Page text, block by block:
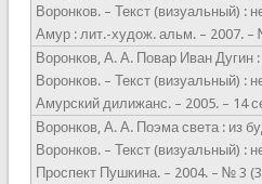
Воронков. – Текст (визуальный) :
Амур : лит.-худож. альм. – 2007. –
Воронков, А. А. Повар Иван Дугин
Воронков. – Текст (визуальный) :
Амурский дилижанс. – 2005. – 14
Воронков, А. А. Поэма света : из
Воронков. – Текст (визуальный) :
Проспект Пушкина. – 2004. – № 3